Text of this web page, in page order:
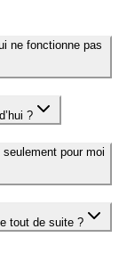
ne fonctionne pas
?
pour moi
tout de suite ?